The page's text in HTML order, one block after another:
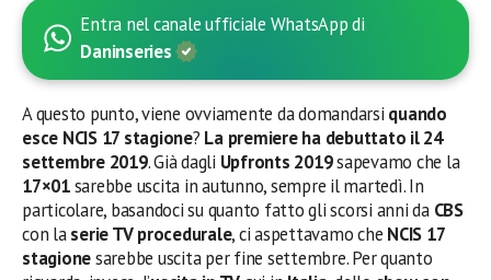
Entra nel canale ufficiale WhatsApp di
Daninseries
A questo punto, viene ovviamente da domandarsi quando
esce NCIS 17 stagione? La premiere ha debuttato il 24
settembre 2019. Già dagli Upfronts 2019sapevamo che la
17×01sarebbe uscita in autunno, sempre il martedì. In
particolare, basandoci su quanto fatto gli scorsi anni da CBS
con laserie TV procedurale, ci aspettavamo che NCIS 17
stagionesarebbe uscita per fine settembre. Per quanto